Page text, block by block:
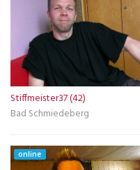
Stiffmeister37 (42)
Bad Schmiedeberg
online